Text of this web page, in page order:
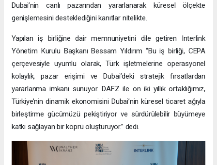
Dubai’nin canlı pazarından yararlanarak küresel ölçekte
genişlemesini desteklediğini kanıtlar nitelikte.
Yapılan iş birliğine dair memnuniyetini dile getiren Interlink
Yönetim Kurulu Başkanı Bessam Yıldırım “Bu iş birliği, CEPA
çerçevesiyle uyumlu olarak, Türk işletmelerine operasyonel
kolaylık, pazar erişimi ve Dubai’deki stratejik fırsatlardan
yararlanma imkanı sunuyor. DAFZ ile on iki yıllık ortaklığımız,
Türkiye’nin dinamik ekonomisini Dubai’nin küresel ticaret ağıyla
birleştirme gücümüzü pekiştiriyor ve sürdürülebilir büyümeye
katkı sağlayan bir köprü oluşturuyor.” dedi.